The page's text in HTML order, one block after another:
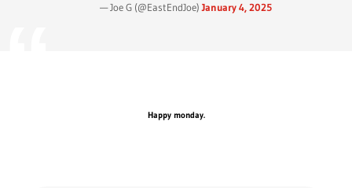
— Joe G (@EastEndJoe)January 4, 2025
Happy monday.